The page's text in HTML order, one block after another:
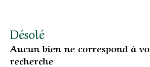
Désolé
Aucun bien ne correspond à
recherche